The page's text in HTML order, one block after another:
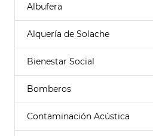
Albufera
Alquería de Solache
Bienestar Social
Bomberos
Contaminación Acústica